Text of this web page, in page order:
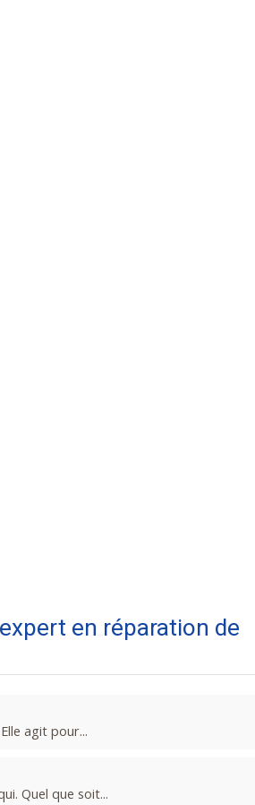
en réparation de
agit pour...
Quel que soit...